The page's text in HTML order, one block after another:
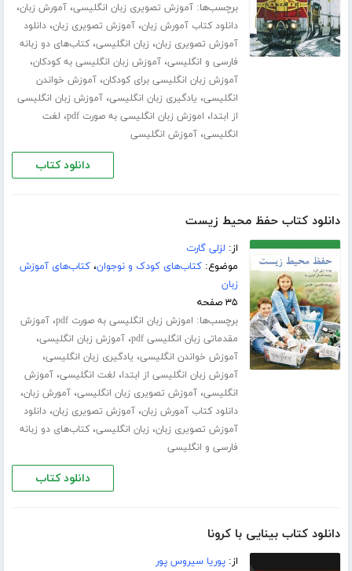
برچسب‌ها:آموزش تصویری زبان انگلیسی،آمورش زبان،
دانلود کتاب آمورش زبان،آموزش تصویری زبان،دانلود
آموزش تصویری زبان، زبان انگلیسی،کتاب‌های دو زبانه
فارسی و انگلیسی،آموزش زبان انگلیسی به کودکان،
آموزش زبان انگلیسی برای کودکان،آموزش خواندن
انگلیسی، یادگیری زبان انگلیسی،آموزش زبان انگلیسی
از ابتدا، اموزش زبان انگلیسی به صورت pdf ، لغت
انگلیسی،آموزش انگلیسی
دانلود کتاب
دانلود کتاب حفظ محیط زیست
از: لزلی گارت
موضوع:کتاب‌های کودک و نوجوان،کتاب‌های آموزش
زبان
۳۵ صفحه
برچسب‌ها: اموزش زبان انگلیسی به صورت pdf ،آموزش
مقدماتی زبان انگلیسی pdf
،آموزش زبان انگلیسی،
آموزش خواندن انگلیسی، یادگیری زبان انگلیسی،
آموزش زبان انگلیسی از ابتدا، لغت انگلیسی،آموزش
انگلیسی،آموزش تصویری زبان انگلیسی،آمورش زبان،
دانلود کتاب آمورش زبان،آموزش تصویری زبان،دانلود
آموزش تصویری زبان، زبان انگلیسی،کتاب‌های دو زبانه
فارسی و انگلیسی
دانلود کتاب
دانلود کتاب بینایی با کرونا
از:پوریا سیروس پور